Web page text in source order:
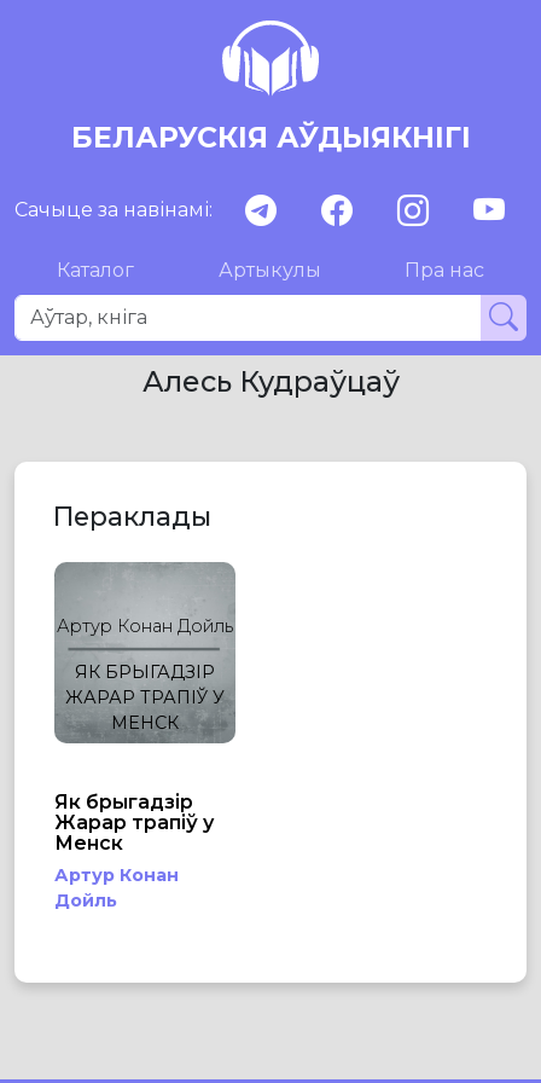
БЕЛАРУСКІЯ АЎДЫЯКНІГІ
Сачыце за навінамі:
Каталог Артыкулы Пра нас
Алесь Кудраўцаў
Пераклады
Артур Конан Дойль
ЯК БРЫГАДЗІР
ЖАРАР ТРАПІЎ У
МЕНСК
Як брыгадзір
Жарар трапіў у
Менск
Артур Конан
Дойль